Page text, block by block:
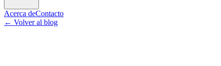
Acerca deContacto
← Volver al blog